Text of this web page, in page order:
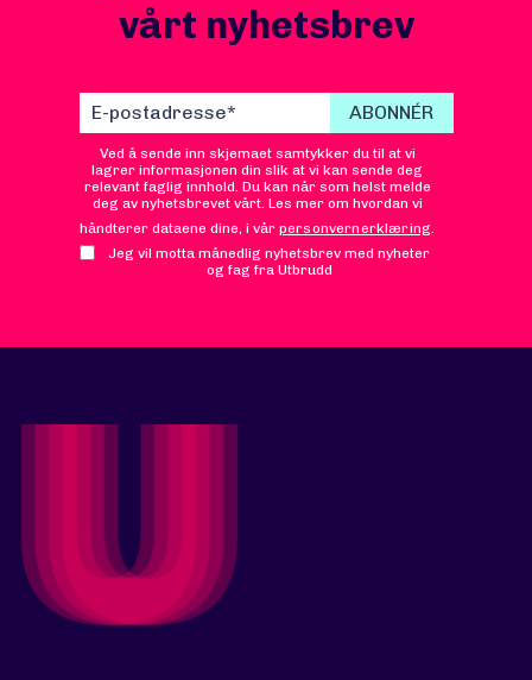
vårt nyhetsbrev
Ved å sende inn skjemaet samtykker du til at vi
lagrer informasjonen din slik at vi kan sende deg
relevant faglig innhold. Du kan når som helst melde
deg av nyhetsbrevet vårt. Les mer om hvordan vi
håndterer dataene dine, i vår personvernerklæring
Jeg vil motta månedlig nyhetsbrev med nyheter
og fag fra Utbrudd